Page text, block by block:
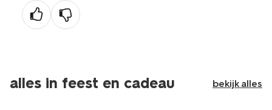
alles in feest en cadeau bekijk alles